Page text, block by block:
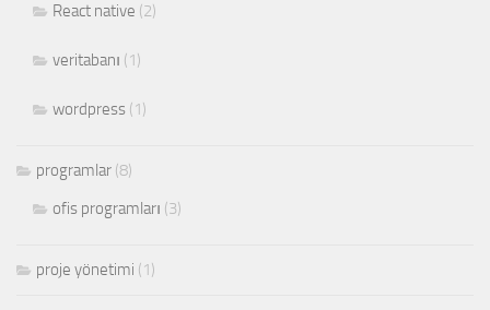
React native (2)
veritabanı (1)
wordpress (1)
programlar (8)
ofis programları (3)
proje yönetimi (1)